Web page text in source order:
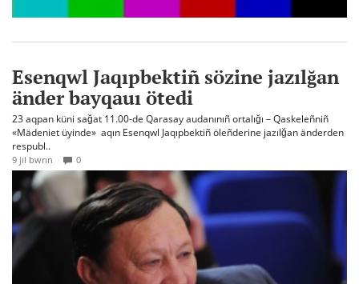
Esenqwl Jaqıpbektiñ sözine jazılğan
änder bayqauı ötedi
23 aqpan küni sağat 11.00-de Qarasay audanınıñ ortalığı – Qaskeleñniñ
«Mädeniet üyinde» aqın Esenqwl Jaqıpbektiñ öleñderine jazılğan änderden
respubl..
9 jıl bwrın 0